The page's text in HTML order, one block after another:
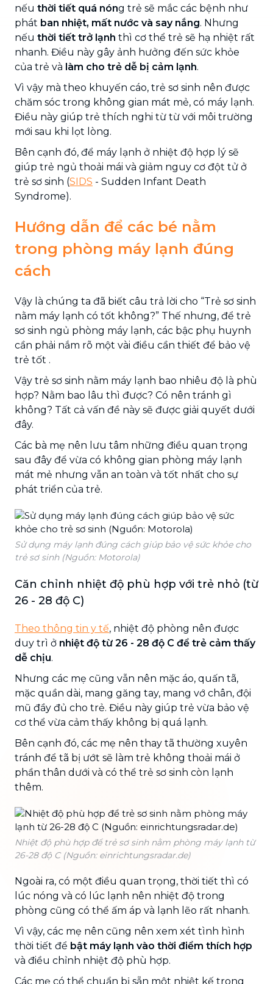
nếu thời tiết quá nóng trẻ sẽ mắc các bệnh như
phát ban nhiệt, mất nước và say nắng. Nhưng
nếu thời tiết trở lạnh thì cơ thể trẻ sẽ hạ nhiệt rất
nhanh. Điều này gây ảnh hưởng đến sức khỏe
của trẻ và làm cho trẻ dễ bị cảm lạnh.
Vì vậy mà theo khuyến cáo, trẻ sơ sinh nên được
chăm sóc trong không gian mát mẻ, có máy lạnh.
Điều này giúp trẻ thích nghi từ từ với môi trường
mới sau khi lọt lòng.
Bên cạnh đó, để máy lạnh ở nhiệt độ hợp lý sẽ
giúp trẻ ngủ thoải mái và giảm nguy cơ đột tử ở
trẻ sơ sinh (SIDS - Sudden Infant Death
Syndrome).
Hướng dẫn để các bé nằm
trong phòng máy lạnh đúng
cách
Vậy là chúng ta đã biết câu trả lời cho “Trẻ sơ sinh
nằm máy lạnh có tốt không?” Thế nhưng, để trẻ
sơ sinh ngủ phòng máy lạnh, các bậc phụ huynh
cần phải nắm rõ một vài điều cần thiết để bảo vệ
trẻ tốt .
Vậy trẻ sơ sinh nằm máy lạnh bao nhiêu độ là phù
hợp? Nằm bao lâu thì được? Có nên tránh gì
không? Tất cả vấn đề này sẽ được giải quyết dưới
đây.
Các bà mẹ nên lưu tâm những điều quan trọng
sau đây để vừa có không gian phòng máy lạnh
mát mẻ nhưng vẫn an toàn và tốt nhất cho sự
phát triển của trẻ.
Sử dụng máy lạnh đúng cách giúp bảo vệ sức khỏe cho
trẻ sơ sinh (Nguồn: Motorola)
Căn chỉnh nhiệt độ phù hợp với trẻ nhỏ (từ
26 - 28 độ C)
Theo thông tin y tế, nhiệt độ phòng nên được
duy trì ở nhiệt độ từ 26 - 28 độ C để trẻ cảm thấy
dễ chịu.
Nhưng các mẹ cũng vẫn nên mặc áo, quấn tã,
mặc quần dài, mang găng tay, mang vớ chân, đội
mũ đầy đủ cho trẻ. Điều này giúp trẻ vừa bảo vệ
cơ thể vừa cảm thấy không bị quá lạnh.
Bên cạnh đó, các mẹ nên thay tã thường xuyên
tránh để tã bị ướt sẽ làm trẻ không thoải mái ở
phần thân dưới và có thể trẻ sơ sinh còn lạnh
thêm.
Nhiệt độ phù hợp để trẻ sơ sinh nằm phòng máy lạnh từ
26-28 độ C (Nguồn: einrichtungsradar.de)
Ngoài ra, có một điều quan trọng, thời tiết thì có
lúc nóng và có lúc lạnh nên nhiệt độ trong
phòng cũng có thể ấm áp và lạnh lẽo rất nhanh.
Vì vậy, các mẹ nên cũng nên xem xét tình hình
thời tiết để bật máy lạnh vào thời điểm thích hợp
và điều chỉnh nhiệt độ phù hợp.
Các mẹ có thể chuẩn bị sẵn một nhiệt kế trong